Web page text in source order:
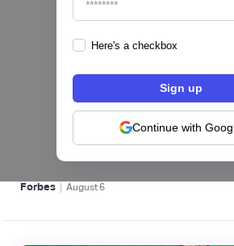
Here's a checkbox
Continue with
hiSofi, Fintech de gestión de
levanta US$1 millón para
regional en Uruguay
BFM 👔
Forbes | August6